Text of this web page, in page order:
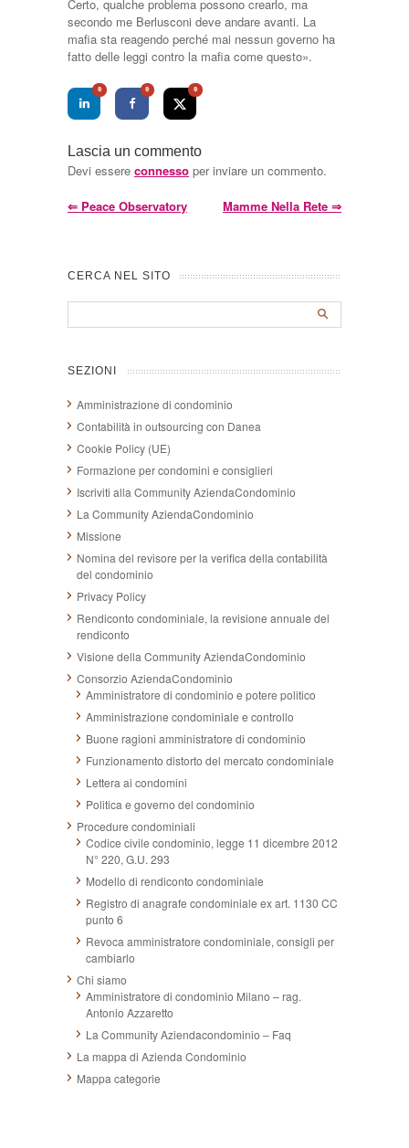
Certo, qualche problema possono crearlo, ma
secondo me Berlusconi deve andare avanti. La
mafia sta reagendo perché mai nessun governo ha
fatto delle leggi contro la mafia come questo».
0 0 0
Lascia un commento
Devi essere connesso per inviare un commento.
⇐ Peace Observatory Mamme Nella Rete ⇒
CERCA NEL SITO
SEZIONI
Amministrazione di condominio
Contabilità in outsourcing con Danea
Cookie Policy (UE)
Formazione per condomini e consiglieri
Iscriviti alla Community AziendaCondominio
La Community AziendaCondominio
Missione
Nomina del revisore per la verifica della contabilità
del condominio
Privacy Policy
Rendiconto condominiale, la revisione annuale del
rendiconto
Visione della Community AziendaCondominio
Consorzio AziendaCondominio
Amministratore di condominio e potere politico
Amministrazione condominiale e controllo
Buone ragioni amministratore di condominio
Funzionamento distorto del mercato condominiale
Lettera ai condomini
Politica e governo del condominio
Procedure condominiali
Codice civile condominio, legge 11 dicembre 2012
N° 220, G.U. 293
Modello di rendiconto condominiale
Registro di anagrafe condominiale ex art. 1130 CC
punto 6
Revoca amministratore condominiale, consigli per
cambiarlo
Chi siamo
Amministratore di condominio Milano – rag.
Antonio Azzaretto
La Community Aziendacondominio – Faq
La mappa di Azienda Condominio
Mappa categorie